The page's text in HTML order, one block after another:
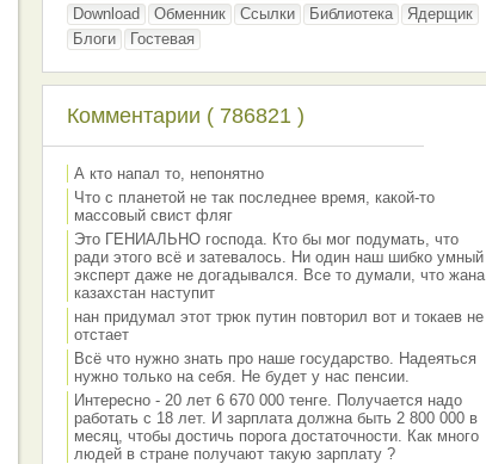
Download
Обменник Ссылки Библиотека
Ядерщик
Блоги
Гостевая
Комментарии ( 786821 )
А кто напал то, непонятно
Что с планетой не так последнее время, какой-то
массовый свист фляг
Это ГЕНИАЛЬНО господа. Кто бы мог подумать, что
ради этого всё и затевалось. Ни один наш шибко умный
эксперт даже не догадывался. Все то думали, что жана
казахстан наступит
нан придумал этот трюк путин повторил вот и токаев не
отстает
Всё что нужно знать про наше государство. Надеяться
нужно только на себя. Не будет у нас пенсии.
Интересно - 20 лет 6 670 000 тенге. Получается надо
работать с 18 лет. И зарплата должна быть 2 800 000 в
месяц, чтобы достичь порога достаточности. Как много
людей в стране получают такую зарплату ?